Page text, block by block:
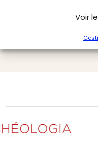
Voir
Adjugé ! Le meilleur